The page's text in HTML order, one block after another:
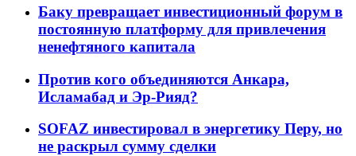
Баку превращает инвестиционный форум в
постоянную платформу для привлечения
ненефтяного капитала
Против кого объединяются Анкара,
Исламабад и Эр-Рияд?
SOFAZ инвестировал в энергетику Перу, но
не раскрыл сумму сделки